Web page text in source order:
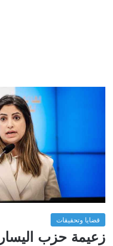
قضايا وتحقيقات
زعيمة حزب